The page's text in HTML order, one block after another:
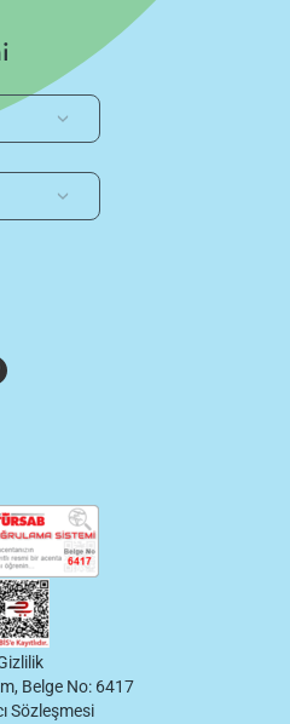
Belge No: 6417
Sözleşmesi